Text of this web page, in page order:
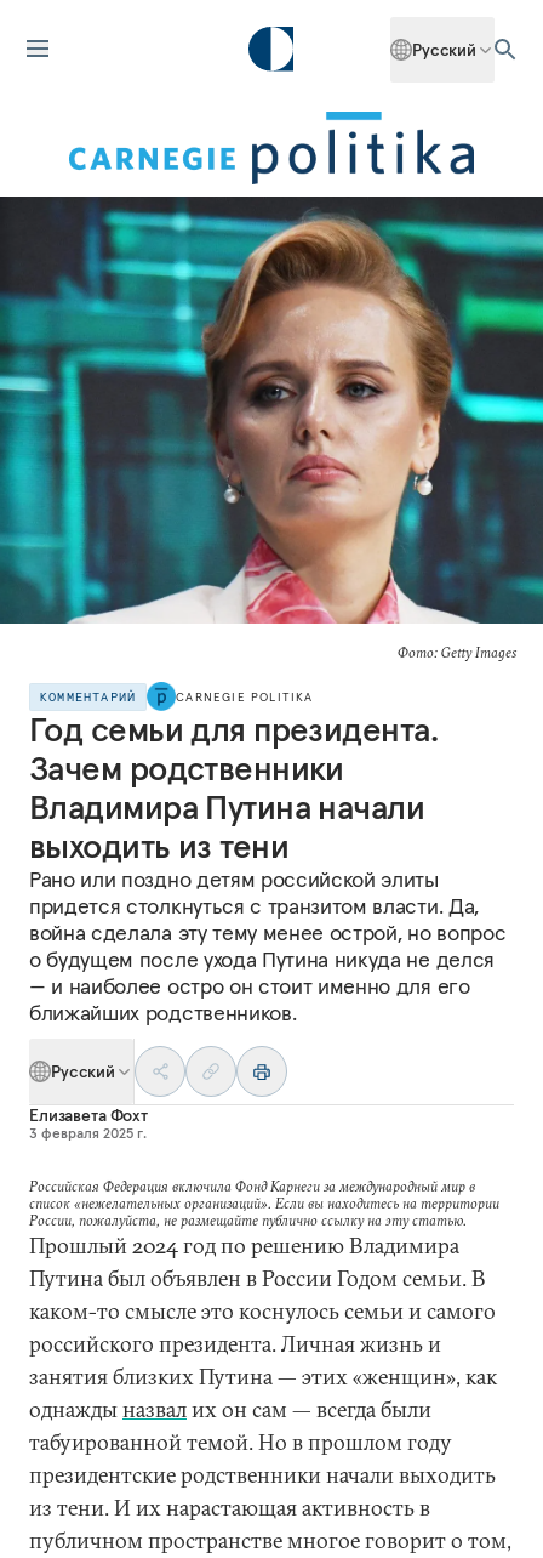
Русский
Фото: Getty Images
КОММЕНТАРИЙ CARNEGIE POLITIKA
Год семьи для президента.
Зачем родственники
Владимира Путина начали
выходить из тени
Рано или поздно детям российской элиты
придется столкнуться с транзитом власти. Да,
война сделала эту тему менее острой, но вопрос
о будущем после ухода Путина никуда не делся
— и наиболее остро он стоит именно для его
ближайших родственников.
Русский
Елизавета Фохт
3 февраля 2025 г.
Российская Федерация включила Фонд Карнеги за международный мир в
список «нежелательных организаций». Если вы находитесь на территории
России, пожалуйста, не размещайте публично ссылку на эту статью.
Прошлый 2024 год по решению Владимира
Путина был объявлен в России Годом семьи. В
каком-то смысле это коснулось семьи и самого
российского президента. Личная жизнь и
занятия близких Путина — этих «женщин», как
однаждыназвалих он сам — всегда были
табуированной темой. Но в прошлом году
президентские родственники начали выходить
из тени. И их нарастающая активность в
публичном пространстве многое говорит о том,